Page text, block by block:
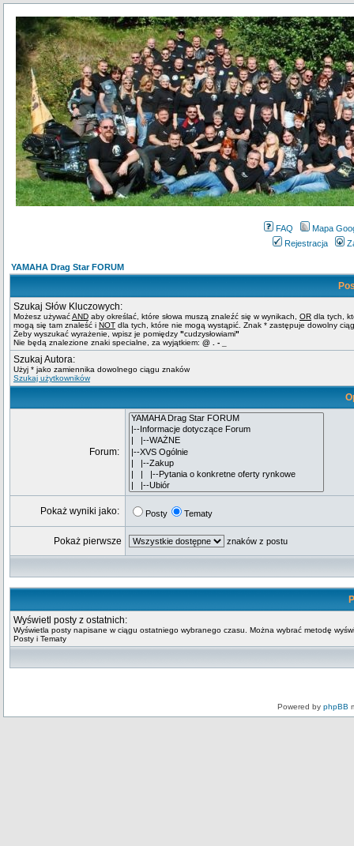
FAQ
Mapa
Rejestracja
YAMAHA Drag Star FORUM
Szukaj Słów Kluczowych:
Możesz używaćAND aby określać, które słowa muszą znaleźć się w wynikach, OR dla tych,
mogą się tam znaleść i NOT dla tych, które nie mogą wystąpić. Znak * zastępuje dowolny
Żeby wyszukać wyrażenie, wpisz je pomiędzy "cudzysłowiami"
Nie będą znalezione znaki specialne, za wyjątkiem: @ . - _
Szukaj Autora:
Użyj * jako zamiennika dowolnego ciągu znaków
Szukaj użytkowników
Forum:
Pokaż wyniki jako: Posty Tematy
Pokaż pierwsze znaków z postu
Wyświetl posty z ostatnich:
Wyświetla posty napisane w ciągu ostatniego wybranego czasu. Można wybrać metodę
Posty i Tematy
Powered by phpBB